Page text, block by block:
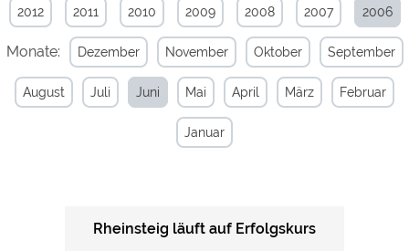
2012 2011 2010 2009 2008 2007 2006
Monate: Dezember November Oktober September
August Juli Juni Mai April März Februar
Januar
Rheinsteig läuft auf Erfolgskurs
werden Teile der Websitenicht funktionieren.
Externe Medien
YouTube (Videos von
Campingplätzen)
https://policies.google.com/privacy
Campingplatzvorschau (Vorschau
siehe Datenschutzerklärung des
jeweiligen Anbieters
Google reCAPTCHA (Formulare) https://policies.google.com/privacy